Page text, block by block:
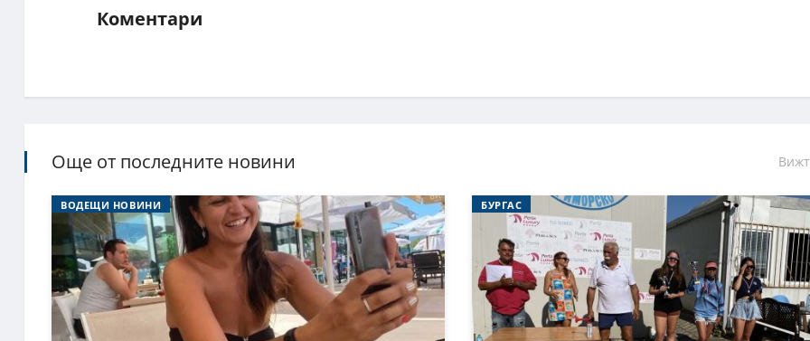
Коментари
Още от последните новини
ВОДЕЩИ НОВИНИ БУРГАС